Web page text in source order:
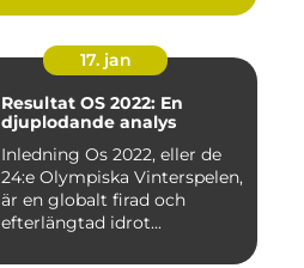
17. jan
Resultat OS 2022: En
djuplodande analys
Inledning Os 2022, eller de
24:e Olympiska Vinterspelen,
är en globalt firad och
efterlängtad idrot...